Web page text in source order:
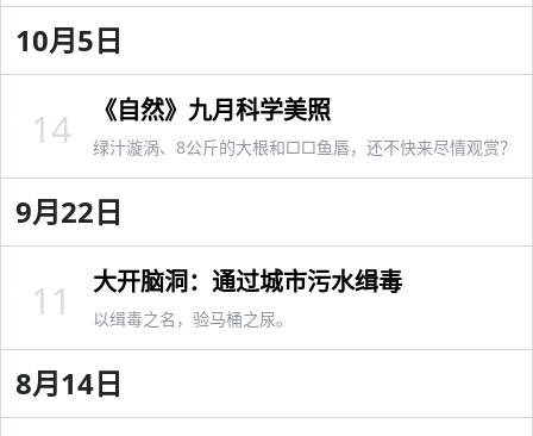
10月5日
《自然》九月科学美照
绿汁漩涡、8公斤的大根和□□鱼唇，还不快来尽情观赏？
14
9月22日
大开脑洞：通过城市污水缉毒
以缉毒之名，验马桶之尿。
11
8月14日